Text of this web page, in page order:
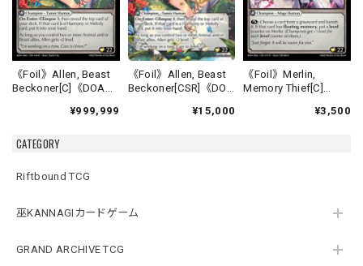
CATEGORY
Riftbound TCG
巫KANNAGIカードゲーム
GRAND ARCHIVE TCG
《Foil》Allen, Beast
Beckoner[C]《DOA
¥999,999
《Foil》Allen, Beast
Beckoner[CSR]《DOA
¥15,000
《Foil》Merlin,
Memory Thief[C]
¥3,500